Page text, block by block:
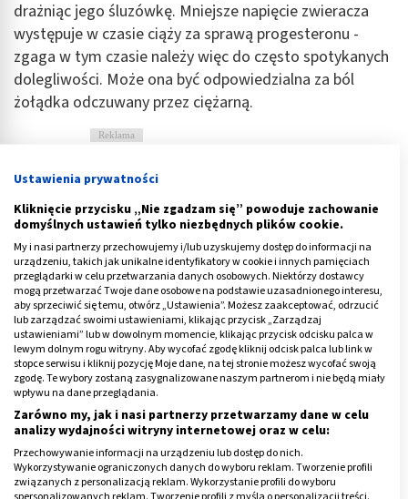
drażniąc jego śluzówkę. Mniejsze napięcie zwieracza
występuje w czasie ciąży za sprawą progesteronu -
zgaga w tym czasie należy więc do często spotykanych
dolegliwości. Może ona być odpowiedzialna za ból
żołądka odczuwany przez ciężarną.
Reklama
Ból żołądka - choroba wrzodowa
Choroba wrzodowa żołądka polega na owrzodzeniu
Ustawienia prywatności
Kliknięcie przycisku „Nie zgadzam się” powoduje zachowanie
domyślnych ustawień tylko niezbędnych plików cookie.
My i nasi partnerzy przechowujemy i/lub uzyskujemy dostęp do informacji na
urządzeniu, takich jak unikalne identyfikatory w cookie i innych pamięciach
przeglądarki w celu przetwarzania danych osobowych. Niektórzy dostawcy
mogą przetwarzać Twoje dane osobowe na podstawie uzasadnionego interesu,
aby sprzeciwić się temu, otwórz „Ustawienia”. Możesz zaakceptować, odrzucić
lub zarządzać swoimi ustawieniami, klikając przycisk „Zarządzaj
ustawieniami” lub w dowolnym momencie, klikając przycisk odcisku palca w
lewym dolnym rogu witryny. Aby wycofać zgodę kliknij odcisk palca lub link w
stopce serwisu i kliknij pozycję Moje dane, na tej stronie możesz wycofać swoją
zgodę. Te wybory zostaną zasygnalizowane naszym partnerom i nie będą miały
wpływu na dane przeglądania.
Zarówno my, jak i nasi partnerzy przetwarzamy dane w celu
analizy wydajności witryny internetowej oraz w celu:
Przechowywanie informacji na urządzeniu lub dostęp do nich.
Wykorzystywanie ograniczonych danych do wyboru reklam. Tworzenie profili
związanych z personalizacją reklam. Wykorzystanie profili do wyboru